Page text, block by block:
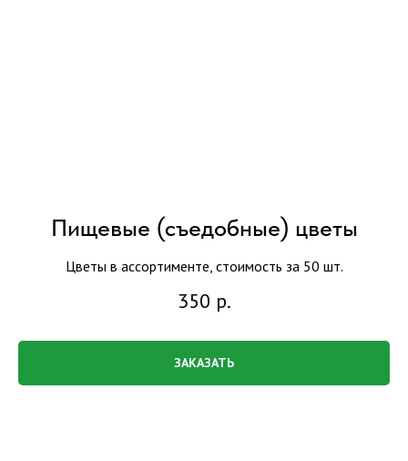
Пищевые (съедобные) цветы
Цветы в ассортименте, стоимость за 50 шт.
350 р.
ЗАКАЗАТЬ